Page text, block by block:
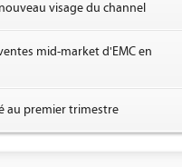
visage du channel
mid-market d'EMC en
au premier trimestre